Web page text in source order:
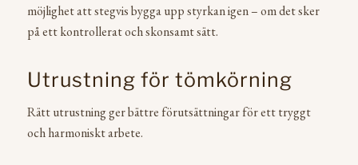
möjlighet att stegvis bygga upp styrkan igen – om det sker
på ett kontrollerat och skonsamt sätt.
Utrustning för tömkörning
Rätt utrustning ger bättre förutsättningar för ett tryggt
och harmoniskt arbete.